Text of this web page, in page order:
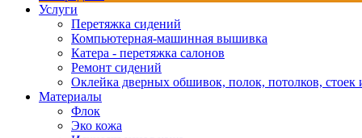
Услуги
Перетяжка сидений
Компьютерная-машинная вышивка
Катера - перетяжка салонов
Ремонт сидений
Оклейка дверных обшивок, полок, потолков, стоек
Материалы
Флок
Эко кожа